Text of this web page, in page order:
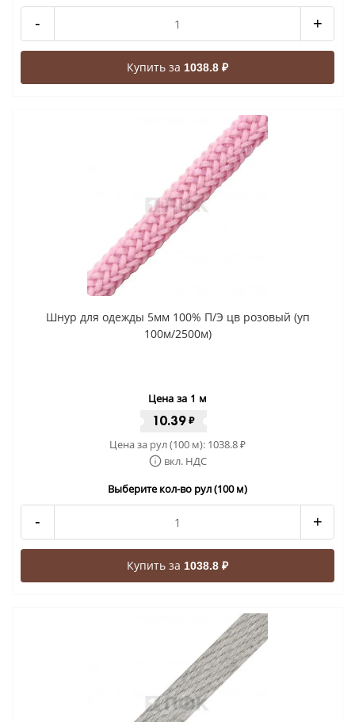
- +
Купить за 1038.8 ₽
Шнур для одежды 5мм 100% П/Э цв розовый (уп
100м/2500м)
Цена за 1 м
10.39₽
Цена за рул (100 м): 1038.8₽
вкл. НДС
Выберите кол-во рул (100 м)
- +
Купить за 1038.8 ₽